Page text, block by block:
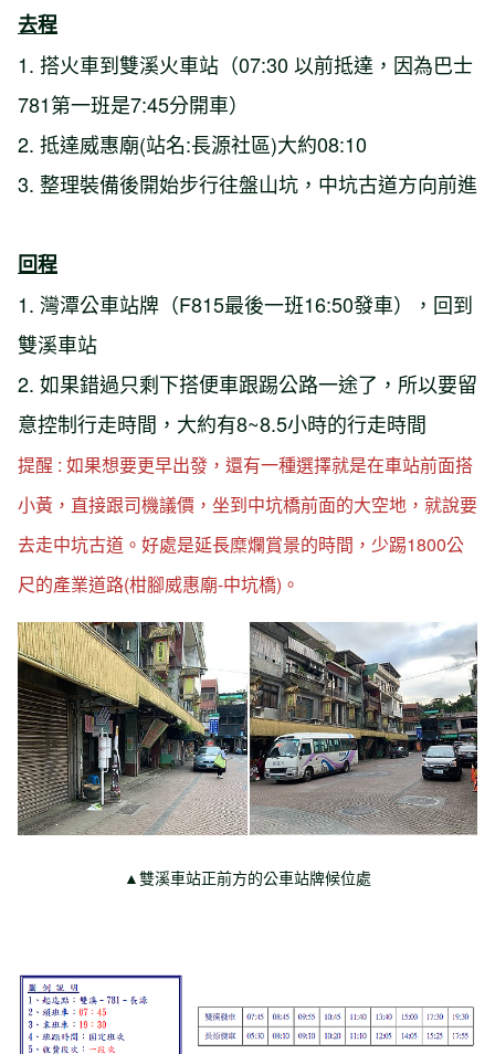
去程
1. 搭火車到雙溪火車站（07:30 以前抵達，因為巴士
781第一班是7:45分開車）
2. 抵達威惠廟(站名:長源社區)大約08:10
3. 整理裝備後開始步行往盤山坑，中坑古道方向前進
回程
1. 灣潭公車站牌（F815最後一班16:50發車），回到
雙溪車站
2. 如果錯過只剩下搭便車跟踢公路一途了，所以要留
意控制行走時間，大約有8~8.5小時的行走時間
提醒 : 如果想要更早出發，還有一種選擇就是在車站前面搭
小黃，直接跟司機議價，坐到中坑橋前面的大空地，就說要
去走中坑古道。好處是延長糜爛賞景的時間，少踢1800公
尺的產業道路(柑腳威惠廟-中坑橋)。
▲雙溪車站正前方的公車站牌候位處